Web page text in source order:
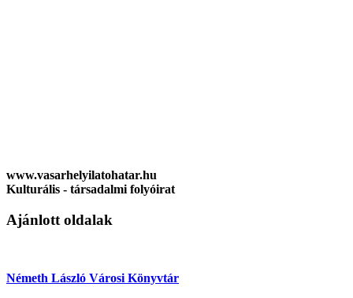
www.vasarhelyilatohatar.hu
Kulturális - társadalmi folyóirat
Ajánlott oldalak
Németh László Városi Könyvtár